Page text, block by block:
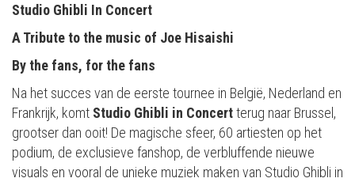
Studio Ghibli In Concert
A Tribute to the music of Joe Hisaishi
By the fans, for the fans
Na het succes van de eerste tournee in België, Nederland en
Frankrijk, komt Studio Ghibli in Concertterug naar Brussel,
grootser dan ooit! De magische sfeer, 60 artiesten op het
podium, de exclusieve fanshop, de verbluffende nieuwe
visuals en vooral de unieke muziek maken van Studio Ghibli in